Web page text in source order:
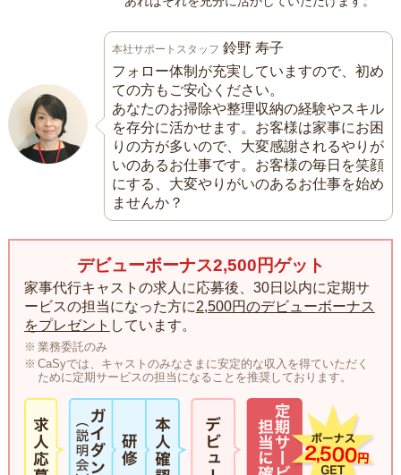
本社サポートスタッフ 鈴野 寿子
フォロー体制が充実していますので、初め
ての方もご安心ください。
あなたのお掃除や整理収納の経験やスキル
を存分に活かせます。お客様は家事にお困
りの方が多いので、大変感謝されるやりが
いのあるお仕事です。お客様の毎日を笑顔
にする、大変やりがいのあるお仕事を始め
ませんか？
デビューボーナス2,500円ゲット
家事代行キャストの求人に応募後、30日以内に定期サ
ービスの担当になった方に2,500円のデビューボーナス
をプレゼント しています。
業務委託のみ
CaSyでは、キャストのみなさまに安定的な収入を得ていただく
ために定期サービスの担当になることを推奨しております。